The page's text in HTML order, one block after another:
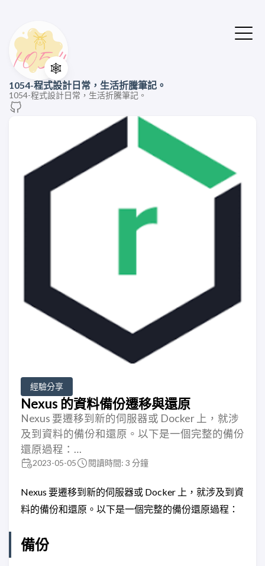
🕸️
1054-程式設計日常，生活折騰筆記。
1054-程式設計日常，生活折騰筆記。
經驗分享
Nexus 的資料備份遷移與還原
Nexus 要遷移到新的伺服器或 Docker 上，就涉
及到資料的備份和還原。以下是一個完整的備份
還原過程：…
2023-05-05 閱讀時間: 3 分鐘
Nexus 要遷移到新的伺服器或 Docker 上，就涉及到資
料的備份和還原。以下是一個完整的備份還原過程：
備份